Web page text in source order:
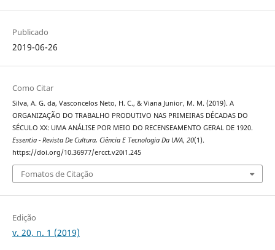
Publicado
2019-06-26
Como Citar
Silva, A. G. da, Vasconcelos Neto, H. C., & Viana Junior, M. M. (2019). A
ORGANIZAÇÃO DO TRABALHO PRODUTIVO NAS PRIMEIRAS DÉCADAS DO
SÉCULO XX: UMA ANÁLISE POR MEIO DO RECENSEAMENTO GERAL DE 1920.
Essentia - Revista De Cultura, Ciência E Tecnologia Da UVA, 20(1).
https://doi.org/10.36977/ercct.v20i1.245
Fomatos de Citação
Edição
v. 20, n. 1 (2019)